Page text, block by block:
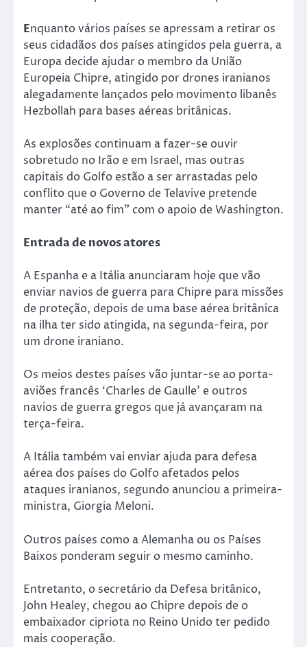
Enquanto vários países se apressam a retirar os
seus cidadãos dos países atingidos pela guerra, a
Europa decide ajudar o membro da União
Europeia Chipre, atingido por drones iranianos
alegadamente lançados pelo movimento libanês
Hezbollah para bases aéreas britânicas.
As explosões continuam a fazer-se ouvir
sobretudo no Irão e em Israel, mas outras
capitais do Golfo estão a ser arrastadas pelo
conflito que o Governo de Telavive pretende
manter “até ao fim” com o apoio de Washington.
Entrada de novos atores
A Espanha e a Itália anunciaram hoje que vão
enviar navios de guerra para Chipre para missões
de proteção, depois de uma base aérea britânica
na ilha ter sido atingida, na segunda-feira, por
um drone iraniano.
Os meios destes países vão juntar-se ao porta-
aviões francês ‘Charles de Gaulle’ e outros
navios de guerra gregos que já avançaram na
terça-feira.
A Itália também vai enviar ajuda para defesa
aérea dos países do Golfo afetados pelos
ataques iranianos, segundo anunciou a primeira-
ministra, Giorgia Meloni.
Outros países como a Alemanha ou os Países
Baixos ponderam seguir o mesmo caminho.
Entretanto, o secretário da Defesa britânico,
John Healey, chegou ao Chipre depois de o
embaixador cipriota no Reino Unido ter pedido
mais cooperação.